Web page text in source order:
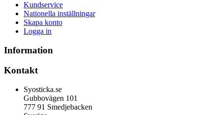
Kundservice
Nationella inställningar
Skapa konto
Logga in
Information
Kontakt
Syosticka.se
Gubbovägen 101
777 91 Smedjebacken